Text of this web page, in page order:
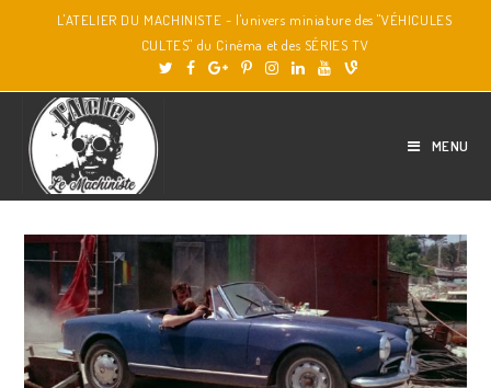
L'ATELIER DU MACHINISTE - l'univers miniature des "VÉHICULES
CULTES" du Cinéma et des SÉRIES TV
MENU